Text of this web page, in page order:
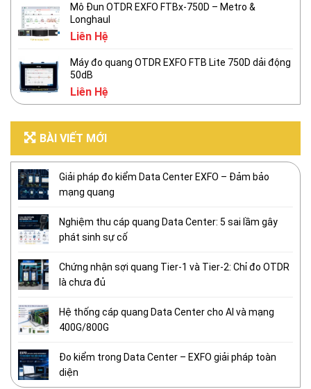
Mô Đun OTDR EXFO FTBx-750D – Metro &
Longhaul
Liên Hệ
Máy đo quang OTDR EXFO FTB Lite 750D dải động
50dB
Liên Hệ
BÀI VIẾT MỚI
Giải pháp đo kiểm Data Center EXFO – Đảm bảo
mạng quang
Nghiệm thu cáp quang Data Center: 5 sai lầm gây
phát sinh sự cố
Chứng nhận sợi quang Tier-1 và Tier-2: Chỉ đo OTDR
là chưa đủ
Hệ thống cáp quang Data Center cho AI và mạng
400G/800G
Đo kiểm trong Data Center – EXFO giải pháp toàn
diện